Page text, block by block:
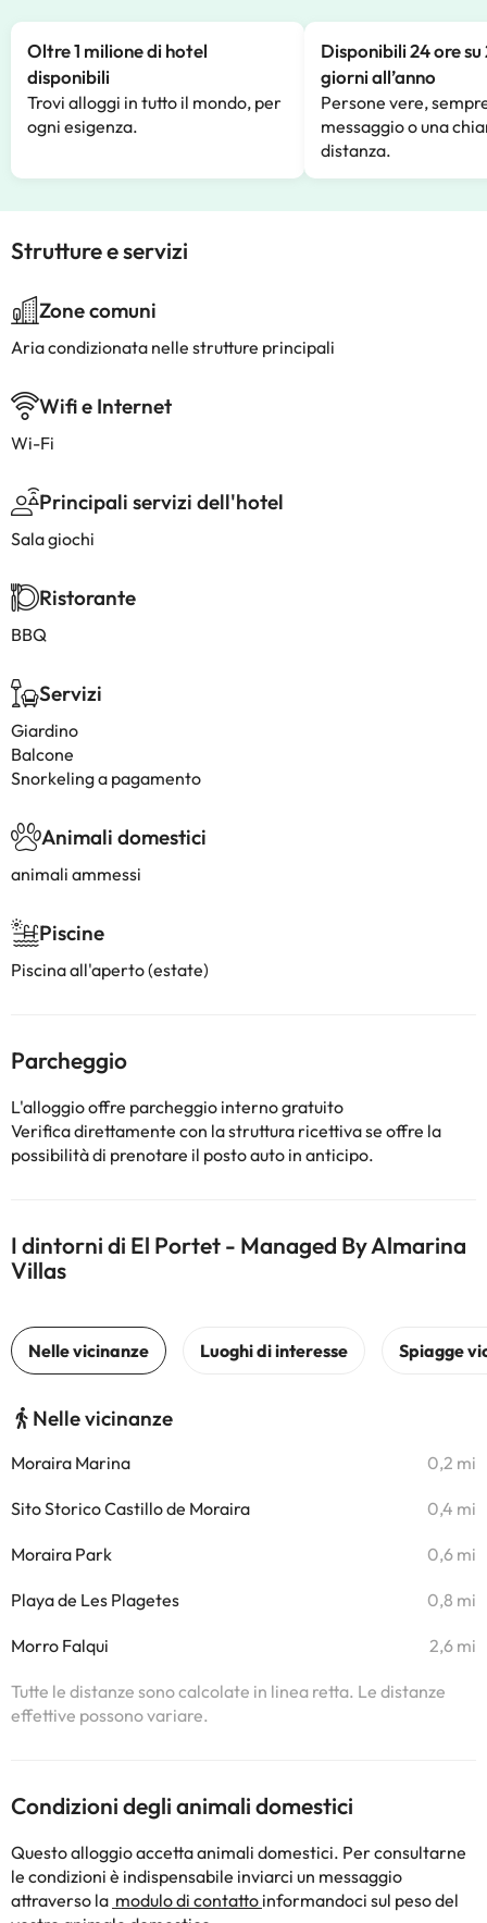
Oltre 1 milione di hotel
disponibili
Trovi alloggi in tutto il mondo, per
ogni esigenza.
Disponibili 24 ore su
giorni all’anno
Persone vere,
messaggio o una
distanza.
Strutture e servizi
Zone comuni
Aria condizionata nelle strutture principali
Wifi e Internet
Wi-Fi
Principali servizi dell'hotel
Sala giochi
Ristorante
BBQ
Servizi
Giardino
Balcone
Snorkeling a pagamento
Animali domestici
animali ammessi
Piscine
Piscina all'aperto (estate)
Parcheggio
L'alloggio offre parcheggio interno gratuito
Verifica direttamente con la struttura ricettiva se offre la
possibilità di prenotare il posto auto in anticipo.
I dintorni di El Portet - Managed By Almarina
Villas
Nelle vicinanze
Moraira Marina 0,2 mi
Sito Storico Castillo de Moraira 0,4 mi
Moraira Park 0,6 mi
Playa de Les Plagetes 0,8 mi
Morro Falqui 2,6 mi
Tutte le distanze sono calcolate in linea retta. Le distanze
effettive possono variare.
Condizioni degli animali domestici
Questo alloggio accetta animali domestici. Per consultarne
le condizioni è indispensabile inviarci un messaggio
attraverso la modulo di contatto informandoci sul peso del